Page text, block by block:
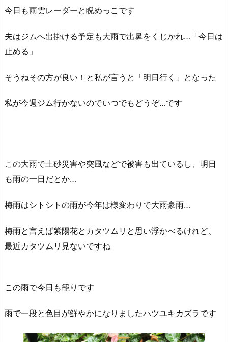
今日も雨雲レーダーと睨めっこです
夫はジムへ出掛ける予定も大雨で出鼻をくじかれ…「今日は
止める」
そうねその方が良い！と私が言うと「明日行く」となった
私が今週ジム行かないのでいつでもどうぞ…です
この大雨で土砂災害や突風などで被害も出ているし、明日
も雨の一日だとか…
梅雨はシトシトの雨が今年は様変わりで大雨豪雨…
梅雨と言えば紫陽花とカタツムリと思い浮かべるけれど、
最近カタツムリ見ないですね
この雨で今日も籠りです
雨で一段と色目が鮮やかになりましたハツユキカズラです